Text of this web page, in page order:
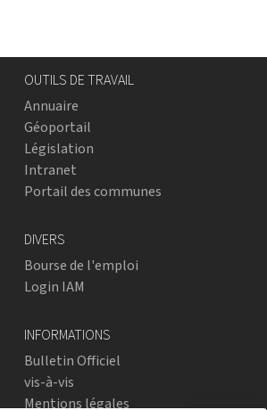
OUTILS DE TRAVAIL
Annuaire
Géoportail
Législation
Intranet
Portail des communes
DIVERS
Bourse de l'emploi
Login IAM
INFORMATIONS
Bulletin Officiel
vis-à-vis
Mentions légales